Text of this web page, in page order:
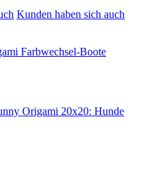
Kunden haben sich auch
Farbwechsel-Boote
Origami 20x20: Hunde